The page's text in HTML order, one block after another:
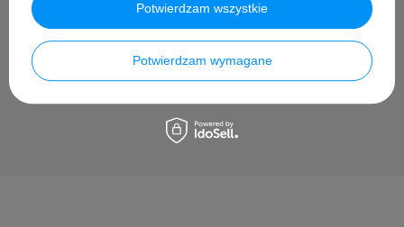
Zadaj pytanie a my odpowiemy niezwłocznie, najciekawsze
Potwierdzam wymagane
Potwierdzam wszystkie